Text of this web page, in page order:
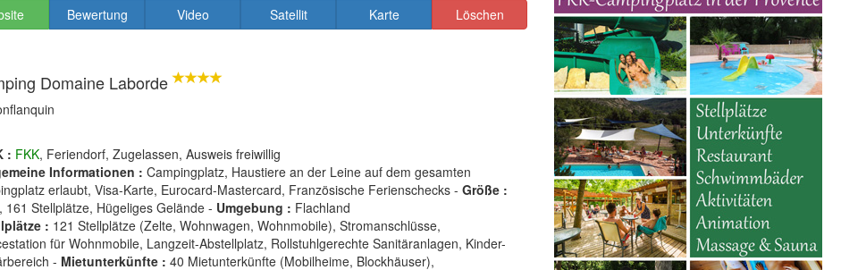
Bewertung Video Satellit Karte Löschen
Domaine Laborde
: FKK, Feriendorf, Zugelassen, Ausweis freiwillig
Informationen : Campingplatz, Haustiere an der Leine auf dem gesamten
erlaubt, Visa-Karte, Eurocard-Mastercard, Französische Ferienschecks - Größe :
161 Stellplätze, Hügeliges Gelände - Umgebung : Flachland
: 121 Stellplätze (Zelte, Wohnwagen, Wohnmobile), Stromanschlüsse,
für Wohnmobile, Langzeit-Abstellplatz, Rollstuhlgerechte Sanitäranlagen, Kinder-
- Mietunterkünfte : 40 Mietunterkünfte (Mobilheime, Blockhäuser),